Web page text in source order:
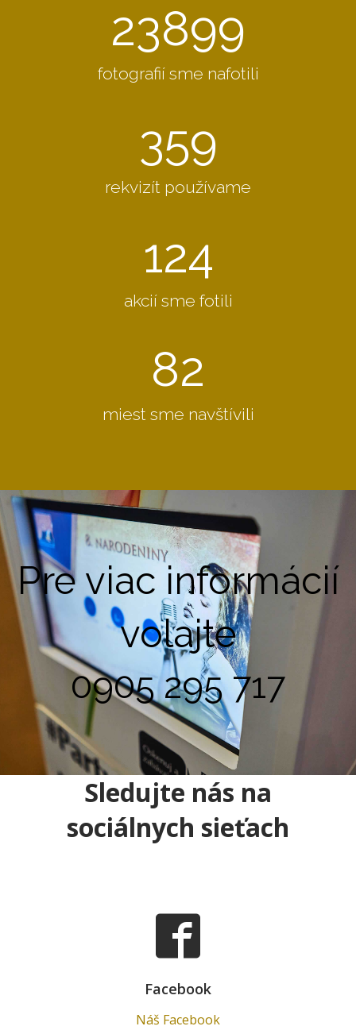
23899
fotografií sme nafotili
359
rekvizít používame
124
akcií sme fotili
82
miest sme navštívili
Pre viac informácií
volajte
0905 295 717
Sledujte nás na
sociálnych sieťach
Facebook
Náš Facebook